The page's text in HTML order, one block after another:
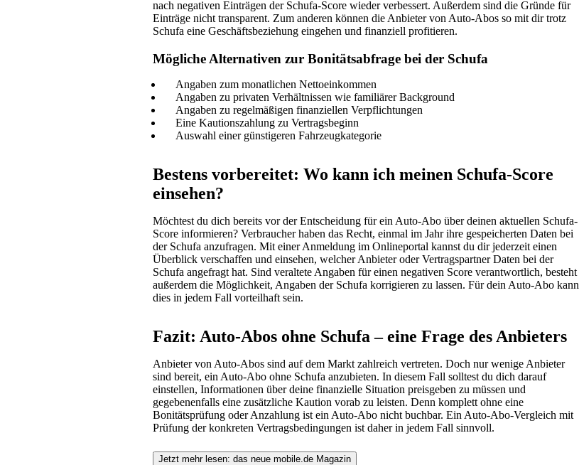
nach negativen Einträgen der Schufa-Score wieder verbessert. Außerdem sind die Gründe für
Einträge nicht transparent. Zum anderen können die Anbieter von Auto-Abos so mit dir trotz
Schufa eine Geschäftsbeziehung eingehen und finanziell profitieren.
Mögliche Alternativen zur Bonitätsabfrage bei der Schufa
Angaben zum monatlichen Nettoeinkommen
Angaben zu privaten Verhältnissen wie familiärer Background
Angaben zu regelmäßigen finanziellen Verpflichtungen
Eine Kautionszahlung zu Vertragsbeginn
Auswahl einer günstigeren Fahrzeugkategorie
Bestens vorbereitet: Wo kann ich meinen Schufa-Score
einsehen?
Möchtest du dich bereits vor der Entscheidung für ein Auto-Abo über deinen aktuellen Schufa-
Score informieren? Verbraucher haben das Recht, einmal im Jahr ihre gespeicherten Daten bei
der Schufa anzufragen. Mit einer Anmeldung im Onlineportal kannst du dir jederzeit einen
Überblick verschaffen und einsehen, welcher Anbieter oder Vertragspartner Daten bei der
Schufa angefragt hat. Sind veraltete Angaben für einen negativen Score verantwortlich, besteht
außerdem die Möglichkeit, Angaben der Schufa korrigieren zu lassen. Für dein Auto-Abo kann
dies in jedem Fall vorteilhaft sein.
Fazit: Auto-Abos ohne Schufa – eine Frage des Anbieters
Anbieter von Auto-Abos sind auf dem Markt zahlreich vertreten. Doch nur wenige Anbieter
sind bereit, ein Auto-Abo ohne Schufa anzubieten. In diesem Fall solltest du dich darauf
einstellen, Informationen über deine finanzielle Situation preisgeben zu müssen und
gegebenenfalls eine zusätzliche Kaution vorab zu leisten. Denn komplett ohne eine
Bonitätsprüfung oder Anzahlung ist ein Auto-Abo nicht buchbar. Ein Auto-Abo-Vergleich mit
Prüfung der konkreten Vertragsbedingungen ist daher in jedem Fall sinnvoll.
Jetzt mehr lesen: das neue mobile.de Magazin